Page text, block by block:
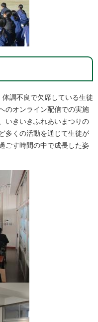
調不良で欠席している生徒
のオンライン配信での実施
いきいきふれあいまつりの
多くの活動を通じて生徒が
ごす時間の中で成長した姿